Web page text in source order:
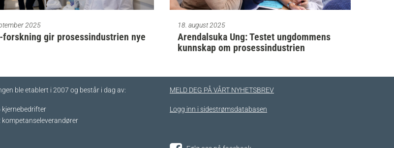
2025
forskning gir prosessindustrien nye
18. august 2025
Arendalsuka Ung: Testet ungdommens
kunnskap om prosessindustrien
ble etablert i 2007 og består i dag av:
kjernebedrifter​
kompetanseleverandører
MELD DEG PÅ VÅRT NYHETSBREV
Logg inn i sidestrømsdatabasen